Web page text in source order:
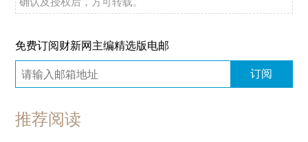
免费订阅财新网主编精选版电邮
订阅
推荐阅读